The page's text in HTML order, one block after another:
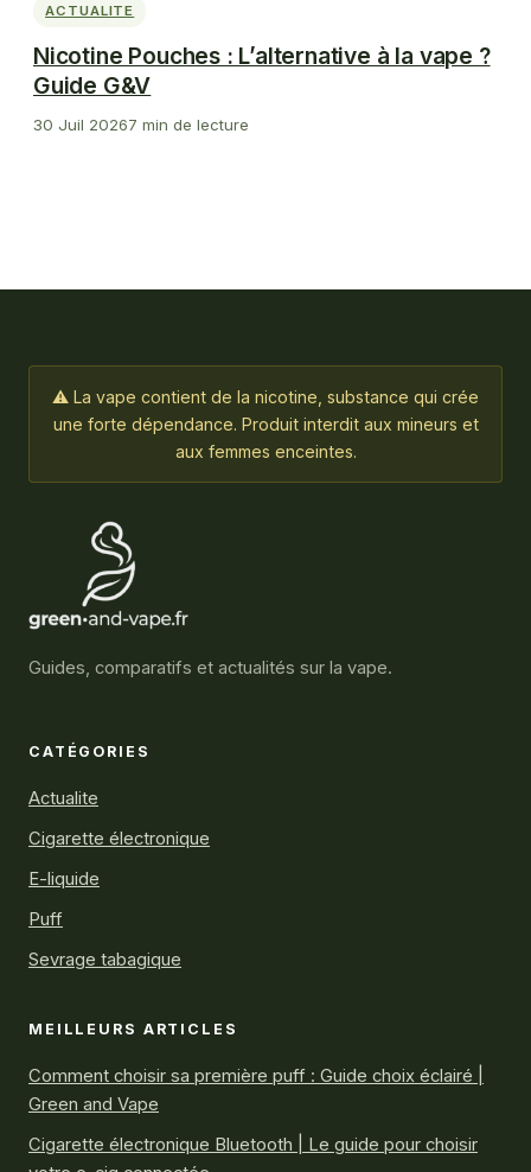
ACTUALITE
Nicotine Pouches : L’alternative à la vape ?
Guide G&V
30 Juil 20267 min de lecture
⚠ La vape contient de la nicotine, substance qui crée
une forte dépendance. Produit interdit aux mineurs et
aux femmes enceintes.
Guides, comparatifs et actualités sur la vape.
CATÉGORIES
Actualite
Cigarette électronique
E-liquide
Puff
Sevrage tabagique
MEILLEURS ARTICLES
Comment choisir sa première puff : Guide choix éclairé |
Green and Vape
Cigarette électronique Bluetooth | Le guide pour choisir